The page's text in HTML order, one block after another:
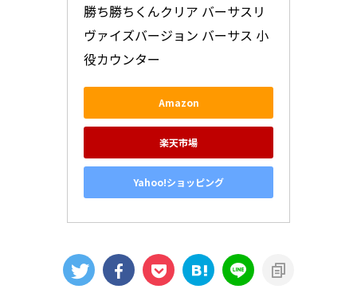
勝ち勝ちくんクリア バーサスリ
ヴァイズバージョン バーサス 小
役カウンター
Amazon
楽天市場
Yahoo!ショッピング